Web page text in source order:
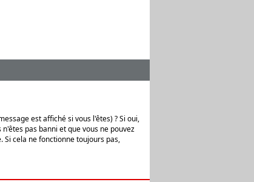
est affiché si vous l'êtes) ? Si oui,
pas banni et que vous ne pouvez
cela ne fonctionne toujours pas,